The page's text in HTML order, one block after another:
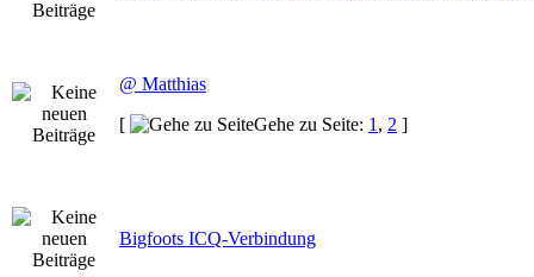
@ Matthias
[
Gehe zu Seite: 1 , 2 ]
Bigfoots ICQ-Verbindung